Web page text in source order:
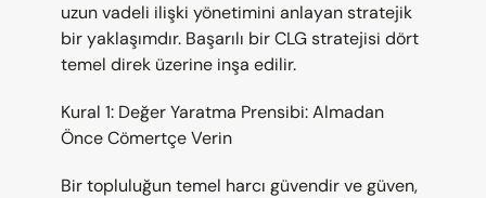
uzun vadeli ilişki yönetimini anlayan stratejik
bir yaklaşımdır. Başarılı bir CLG stratejisi dört
temel direk üzerine inşa edilir.
Kural 1: Değer Yaratma Prensibi: Almadan
Önce Cömertçe Verin
Bir topluluğun temel harcı güvendir ve güven,